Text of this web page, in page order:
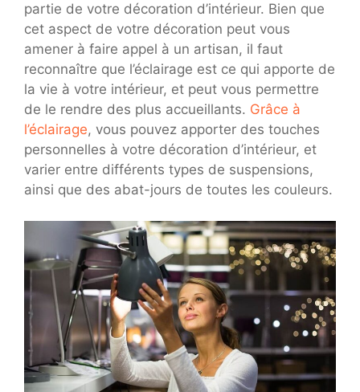
partie de votre décoration d’intérieur. Bien que
cet aspect de votre décoration peut vous
amener à faire appel à un artisan, il faut
reconnaître que l’éclairage est ce qui apporte de
la vie à votre intérieur, et peut vous permettre
de le rendre des plus accueillants. Grâce à
l’éclairage, vous pouvez apporter des touches
personnelles à votre décoration d’intérieur, et
varier entre différents types de suspensions,
ainsi que des abat-jours de toutes les couleurs.